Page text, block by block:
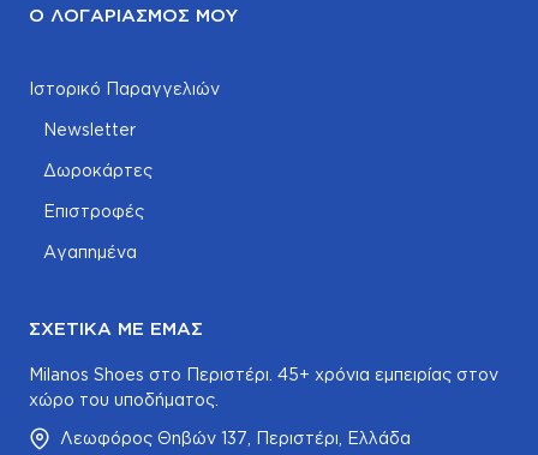
Ο ΛΟΓΑΡΙΑΣΜΌΣ ΜΟΥ
Ιστορικό Παραγγελιών
Newsletter
Δωροκάρτες
Επιστροφές
Αγαπημένα
ΣΧΕΤΙΚΆ ΜΕ ΕΜΆΣ
Milanos Shoes στο Περιστέρι. 45+ χρόνια εμπειρίας στον
χώρο του υποδήματος.
Λεωφόρος Θηβών 137, Περιστέρι, Ελλάδα